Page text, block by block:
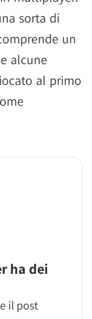
sorta di
un
alcune
al primo
ha dei
il post